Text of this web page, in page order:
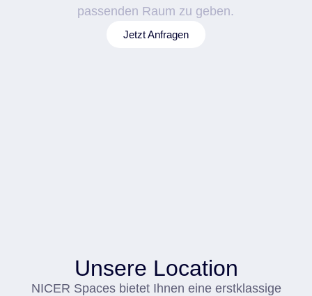
passenden Raum zu geben.
Jetzt Anfragen
Unsere Location
NICER Spaces bietet Ihnen eine erstklassige